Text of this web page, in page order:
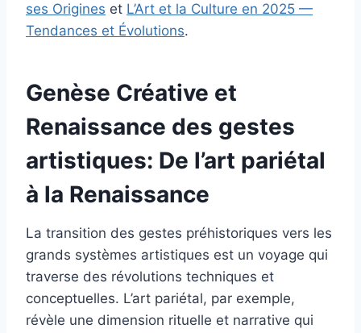
ses Origines et L’Art et la Culture en 2025 —
Tendances et Évolutions.
Genèse Créative et
Renaissance des gestes
artistiques: De l’art pariétal
à la Renaissance
La transition des gestes préhistoriques vers les
grands systèmes artistiques est un voyage qui
traverse des révolutions techniques et
conceptuelles. L’art pariétal, par exemple,
révèle une dimension rituelle et narrative qui